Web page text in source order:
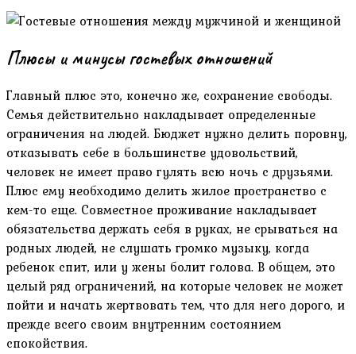
Плюсы и минусы гостевых отношений
Главный плюс это, конечно же, сохранение свободы.
Семья действительно накладывает определенные
ограничения на людей. Бюджет нужно делить поровну,
отказывать себе в большинстве удовольствий,
человек не имеет право гулять всю ночь с друзьями.
Плюс ему необходимо делить жилое пространство с
кем-то еще. Совместное проживание накладывает
обязательства держать себя в руках, не срываться на
родных людей, не слушать громко музыку, когда
ребенок спит, или у жены болит голова. В общем, это
целый ряд ограничений, на которые человек не может
пойти и начать жертвовать тем, что для него дорого, и
прежде всего своим внутренним состоянием
спокойствия.